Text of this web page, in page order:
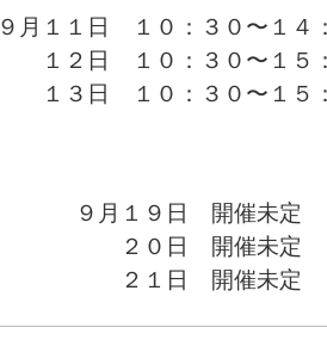
９月１１日 １０：３０〜１４
１２日 １０：３０〜１５
１３日 １０：３０〜１５
９月１９日 開催未定
２０日 開催未定
２１日 開催未定